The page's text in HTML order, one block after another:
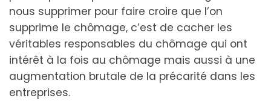
nous supprimer pour faire croire que l’on
supprime le chômage, c’est de cacher les
véritables responsables du chômage qui ont
intérêt à la fois au chômage mais aussi à une
augmentation brutale de la précarité dans les
entreprises.